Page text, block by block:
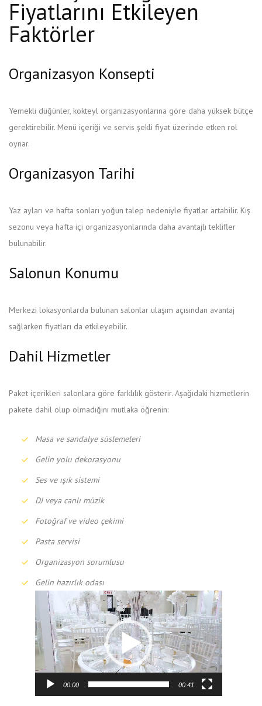
Fiyatlarını Etkileyen
Faktörler
Organizasyon Konsepti
Yemekli düğünler, kokteyl organizasyonlarına göre daha yüksek bütçe
gerektirebilir. Menü içeriği ve servis şekli fiyat üzerinde etken rol
oynar.
Organizasyon Tarihi
Yaz ayları ve hafta sonları yoğun talep nedeniyle fiyatlar artabilir. Kış
sezonu veya hafta içi organizasyonlarında daha avantajlı teklifler
bulunabilir.
Salonun Konumu
Merkezi lokasyonlarda bulunan salonlar ulaşım açısından avantaj
sağlarken fiyatları da etkileyebilir.
Dahil Hizmetler
Paket içerikleri salonlara göre farklılık gösterir. Aşağıdaki hizmetlerin
pakete dahil olup olmadığını mutlaka öğrenin:
Masa ve sandalye süslemeleri
Gelin yolu dekorasyonu
Ses ve ışık sistemi
DJ veya canlı müzik
Fotoğraf ve video çekimi
Pasta servisi
Organizasyon sorumlusu
Gelin hazırlık odası
Video
oynatıcı
00:00 00:41